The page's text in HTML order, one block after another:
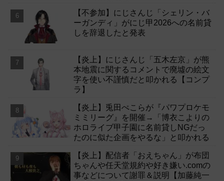
【不参加】にじさんじ「シェリン・バ
ーガンディ」がにじ甲2026への名前貸
しを辞退したと発表
【炎上】にじさんじ「五木左京」が熊
本地震に関するコメントで廃墟の絵文
字を使い不謹慎だと叩かれる【コンプ
ラ】
【炎上】兎田ぺこらが『パワプロケモ
ミミリーグ』を開催→「博衣こよりの
ホロライブ甲子園に名前貸しNGだっ
たのに似た企画をやるな」と叩かれる
【炎上】配信者「おえちゃん」が布団
ちゃんや任天堂規約や好き嫌い.comの
事などについて謝罪＆説明【加藤純一